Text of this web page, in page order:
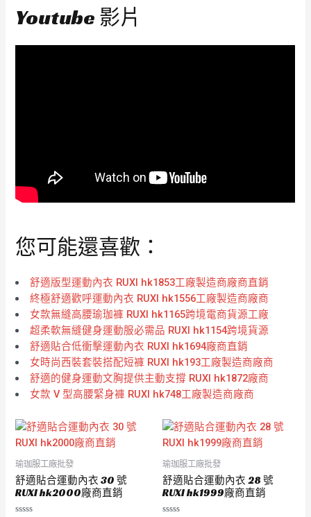
Youtube 影片
您可能還喜歡：
舒適版型運動內衣 RUXI hk1853工廠製造商廠商直銷
終極舒適歡呼運動內衣 RUXI hk1556工廠製造商廠商
女款無縫高腰瑜珈褲 RUXI hk1165跨境電商貨源工廠
超柔軟無縫健身運動服必需品 RUXI hk1154跨境貨源
舒適貼合低衝擊運動內衣 RUXI hk1694廠商直銷
女時尚西裝套裝搭配短褲 RUXI hk193工廠製造商廠商
舒適的健身運動文胸提供主動支撐 RUXI hk1872廠商
女款 V 型高腰緊身褲 RUXI hk748工廠製造商廠商
瑜珈服工廠批發
舒適貼合運動內衣 30 號
RUXI hk2000廠商直銷
瑜珈服工廠批發
舒適貼合運動內衣 28 號
RUXI hk1999廠商直銷